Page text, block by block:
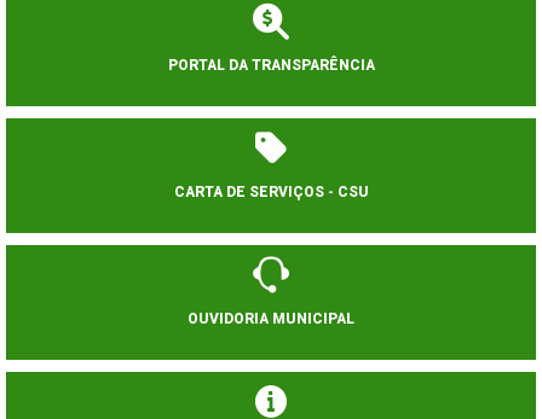
PORTAL DA TRANSPARÊNCIA
CARTA DE SERVIÇOS - CSU
OUVIDORIA MUNICIPAL